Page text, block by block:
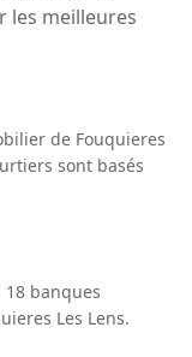
les meilleures
de Fouquieres
sont basés
banques
Les Lens.